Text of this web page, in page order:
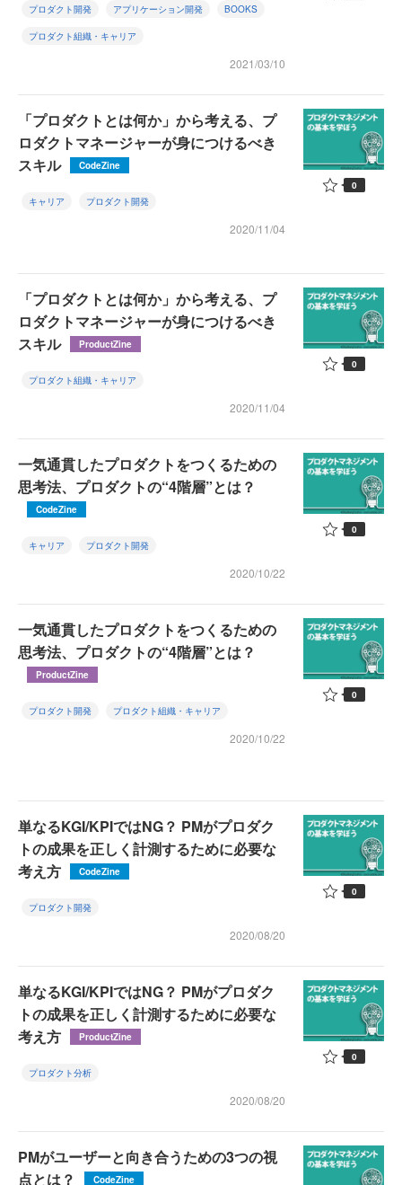
プロダクト開発 アプリケーション開発 BOOKS
プロダクト組織・キャリア
2021/03/10
「プロダクトとは何か」から考える、プ
ロダクトマネージャーが身につけるべき
スキル
CodeZine
キャリア プロダクト開発
2020/11/04
0
「プロダクトとは何か」から考える、プ
ロダクトマネージャーが身につけるべき
スキル
ProductZine
プロダクト組織・キャリア
2020/11/04
0
一気通貫したプロダクトをつくるための
思考法、プロダクトの“4階層”とは？
CodeZine
キャリア プロダクト開発
2020/10/22
0
一気通貫したプロダクトをつくるための
思考法、プロダクトの“4階層”とは？
ProductZine
プロダクト開発 プロダクト組織・キャリア
2020/10/22
0
単なるKGI/KPIではNG？ PMがプロダク
トの成果を正しく計測するために必要な
考え方
CodeZine
プロダクト開発
2020/08/20
0
単なるKGI/KPIではNG？ PMがプロダク
トの成果を正しく計測するために必要な
考え方
ProductZine
プロダクト分析
2020/08/20
0
PMがユーザーと向き合うための3つの視
点とは？
CodeZine